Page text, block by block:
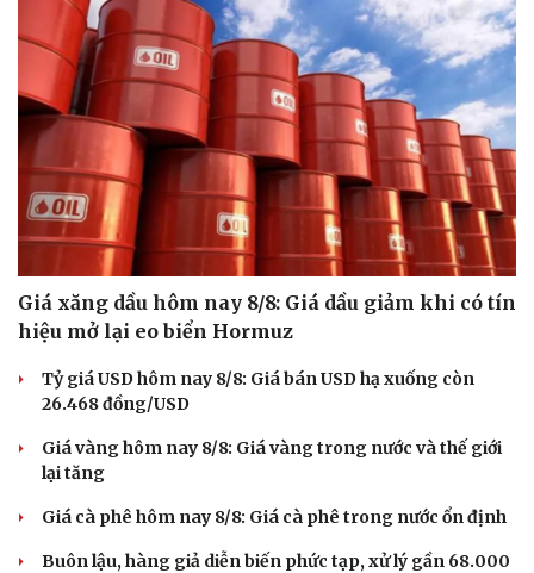
Bóng đá
Lịch thi đấu bóng đá
eSports
Hậu trường
Ô tô - Xe máy
Ô tô
Xe máy
Giá xăng dầu hôm nay 8/8: Giá dầu giảm khi có tín
hiệu mở lại eo biển Hormuz
Tỷ giá USD hôm nay 8/8: Giá bán USD hạ xuống còn
26.468 đồng/USD
Giá vàng hôm nay 8/8: Giá vàng trong nước và thế giới
lại tăng
Giá cà phê hôm nay 8/8: Giá cà phê trong nước ổn định
Buôn lậu, hàng giả diễn biến phức tạp, xử lý gần 68.000